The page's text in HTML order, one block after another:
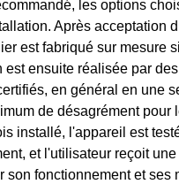
les options
Après acceptation
est fabriqué sur mesure
est ensuite réalisée par
en général en une
de désagrément pour
installé, l'appareil est
et l'utilisateur reçoit une
son fonctionnement et ses